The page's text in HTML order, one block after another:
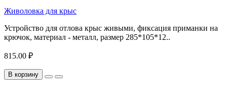
Живоловка для крыс
Устройство для отлова крыс живыми, фиксация приманки на
крючок, материал - металл, размер 285*105*12..
815.00 ₽
В корзину